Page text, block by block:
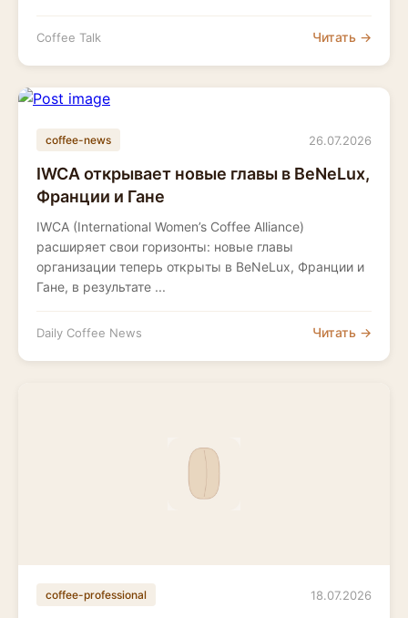
Coffee Talk Читать →
coffee-news 26.07.2026
IWCA открывает новые главы в BeNeLux,
Франции и Гане
IWCA (International Women’s Coffee Alliance)
расширяет свои горизонты: новые главы
организации теперь открыты в BeNeLux, Франции и
Гане, в результате ...
Daily Coffee News Читать →
coffee-professional 18.07.2026